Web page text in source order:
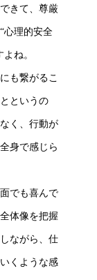
きて、尊厳
心理的安全
ね。
も繋がるこ
というの
く、行動が
身で感じら
でも喜んで
体像を把握
ながら、仕
くような感